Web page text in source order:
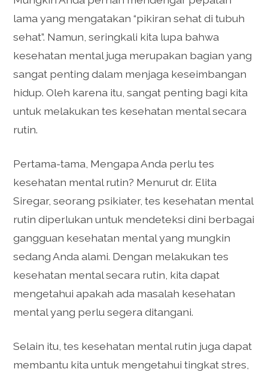
lama yang mengatakan “pikiran sehat di tubuh
sehat”. Namun, seringkali kita lupa bahwa
kesehatan mental juga merupakan bagian yang
sangat penting dalam menjaga keseimbangan
hidup. Oleh karena itu, sangat penting bagi kita
untuk melakukan tes kesehatan mental secara
rutin.
Pertama-tama, Mengapa Anda perlu tes
kesehatan mental rutin? Menurut dr. Elita
Siregar, seorang psikiater, tes kesehatan mental
rutin diperlukan untuk mendeteksi dini berbagai
gangguan kesehatan mental yang mungkin
sedang Anda alami. Dengan melakukan tes
kesehatan mental secara rutin, kita dapat
mengetahui apakah ada masalah kesehatan
mental yang perlu segera ditangani.
Selain itu, tes kesehatan mental rutin juga dapat
membantu kita untuk mengetahui tingkat stres,